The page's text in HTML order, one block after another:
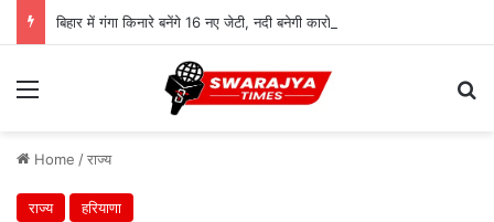
Menu
Home /राज्य
राज्य हरियाणा